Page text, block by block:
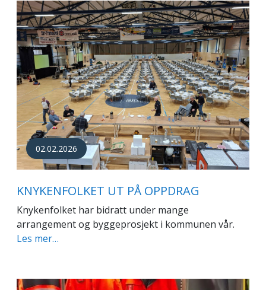
02.02.2026
KNYKENFOLKET UT PÅ OPPDRAG
Knykenfolket har bidratt under mange
arrangement og byggeprosjekt i kommunen vår.
Les mer…